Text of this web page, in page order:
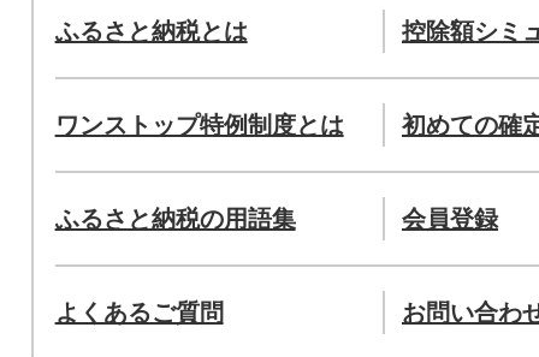
ふるさと納税とは 控除額シミ
ワンストップ特例制度とは 初めての確
ふるさと納税の用語集 会員登録
よくあるご質問 お問い合わ